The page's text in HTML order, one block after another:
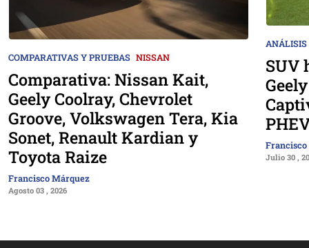
COMPARATIVAS Y PRUEBAS NISSAN
Comparativa: Nissan Kait,
Geely Coolray, Chevrolet
Groove, Volkswagen Tera, Kia
Sonet, Renault Kardian y
Toyota Raize
Francisco Márquez
Agosto 03 , 2026
ANÁLISIS
SUV
Julio 30 ,